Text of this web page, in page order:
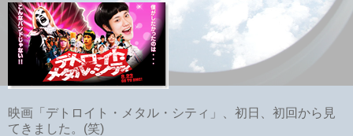
映画「デトロイト・メタル・シティ」、初日、初回から見
てきました。(笑)